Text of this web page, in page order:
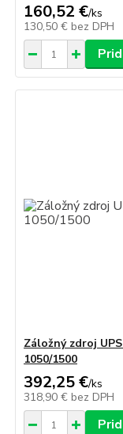
160,52 €/ks
130,50 € bez DPH
Záložný zdroj UPS
1050/1500
392,25 €/ks
318,90 € bez DPH